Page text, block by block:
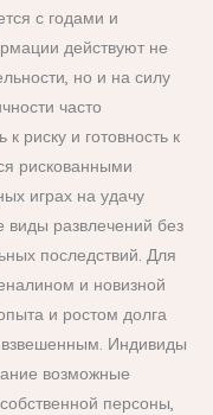
с годами и
действуют не
но и на силу
часто
риску и готовность к
рискованными
играх на удачу
виды развлечений без
последствий. Для
и новизной
и ростом долга
взвешенным. Индивиды
возможные
персоны,